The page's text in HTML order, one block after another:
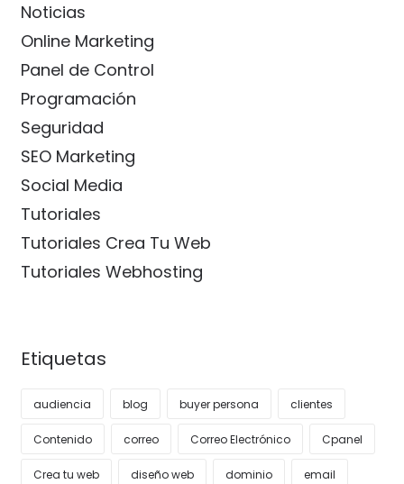
Noticias
Online Marketing
Panel de Control
Programación
Seguridad
SEO Marketing
Social Media
Tutoriales
Tutoriales Crea Tu Web
Tutoriales Webhosting
Etiquetas
audiencia blog buyer persona clientes
Contenido correo Correo Electrónico Cpanel
Crea tu web diseño web dominio email